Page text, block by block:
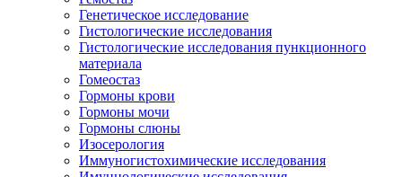
Генетическое исследование
Гистологические исследования
Гистологические исследования пункционного
материала
Гомеостаз
Гормоны крови
Гормоны мочи
Гормоны слюны
Изосерология
Иммуногистохимические исследования